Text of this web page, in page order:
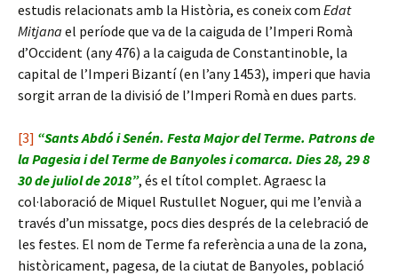
estudis relacionats amb la Història, es coneix com Edat
Mitjana el període que va de la caiguda de l’Imperi Romà
d’Occident (any 476) a la caiguda de Constantinoble, la
capital de l’Imperi Bizantí (en l’any 1453), imperi que havia
sorgit arran de la divisió de l’Imperi Romà en dues parts.
[3] “Sants Abdó i Senén. Festa Major del Terme. Patrons de
la Pagesia i del Terme de Banyoles i comarca. Dies 28, 29 8
30 de juliol de 2018”, és el títol complet. Agraesc la
col·laboració de Miquel Rustullet Noguer, qui me l’envià a
través d’un missatge, pocs dies després de la celebració de
les festes. El nom de Terme fa referència a una de la zona,
històricament, pagesa, de la ciutat de Banyoles, població